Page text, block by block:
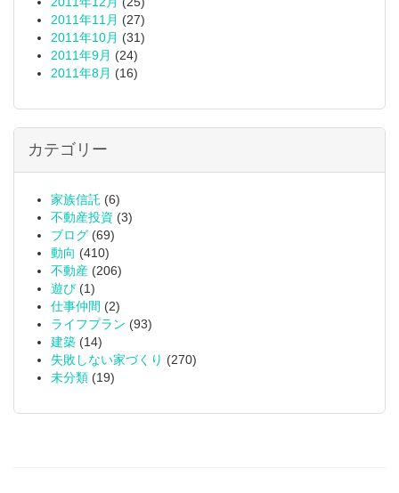
2011年11月 (27)
2011年10月 (31)
2011年9月 (24)
2011年8月 (16)
カテゴリー
家族信託 (6)
不動産投資 (3)
ブログ (69)
動向 (410)
不動産 (206)
遊び (1)
仕事仲間 (2)
ライフプラン (93)
建築 (14)
失敗しない家づくり (270)
未分類 (19)